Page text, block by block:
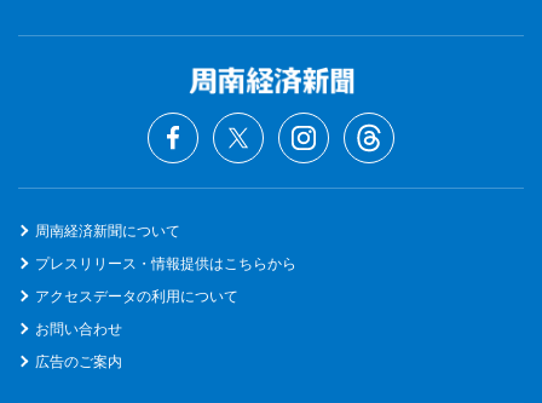
周南経済新聞について
プレスリリース・情報提供はこちらから
アクセスデータの利用について
お問い合わせ
広告のご案内